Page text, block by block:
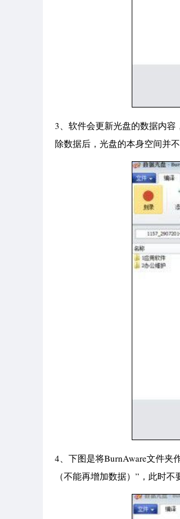
3、软件会更新光盘的数据内
除数据后，光盘的本身空间并
4、下图是将BurnAware文件夹
（不能再增加数据）”，此时